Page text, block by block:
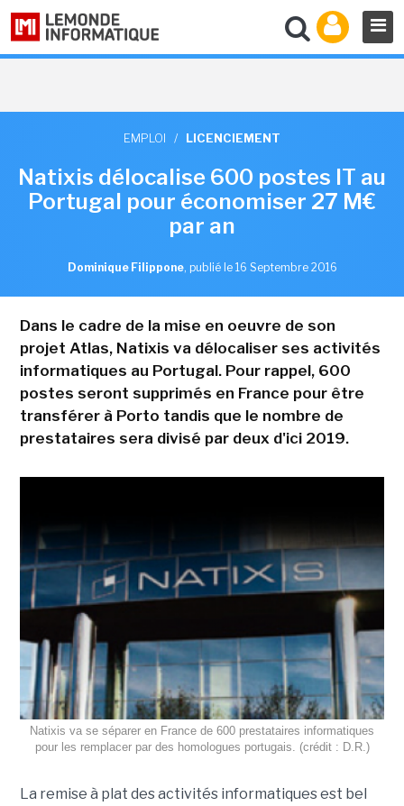
EMPLOI / LICENCIEMENT
Natixis délocalise 600 postes IT au
Portugal pour économiser 27 M€
par an
Dominique Filippone, publié le 16 Septembre 2016
Dans le cadre de la mise en oeuvre de son
projet Atlas, Natixis va délocaliser ses activités
informatiques au Portugal. Pour rappel, 600
postes seront supprimés en France pour être
transférer à Porto tandis que le nombre de
prestataires sera divisé par deux d'ici 2019.
Natixis va se séparer en France de 600 prestataires informatiques
pour les remplacer par des homologues portugais. (crédit : D.R.)
La remise à plat des activités informatiques est bel